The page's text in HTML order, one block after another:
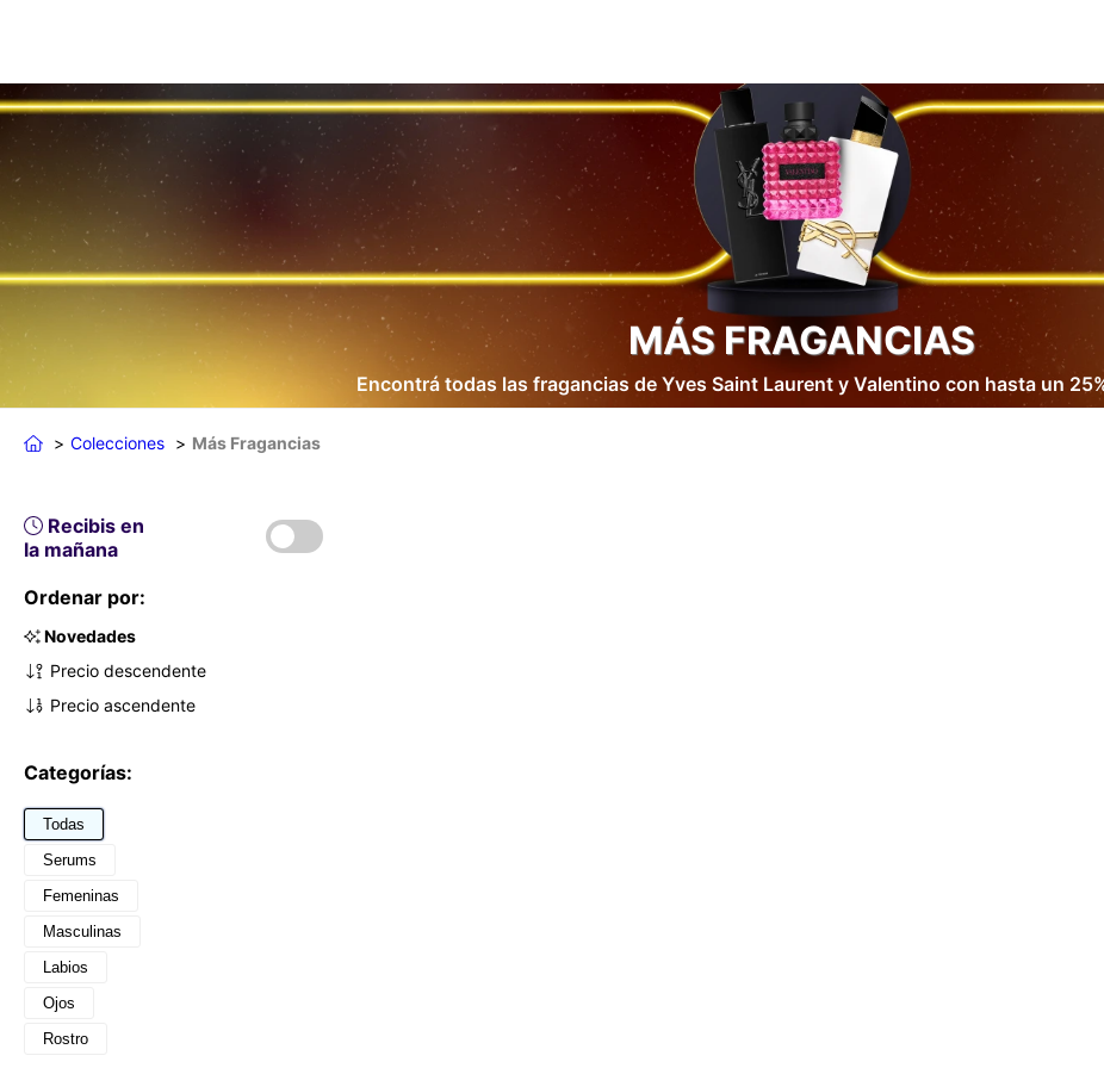
MÁS FRAGANCIAS
Encontrá todas las fragancias de Yves Saint Laurent y Valentino con hasta un
Colecciones Más Fragancias
Recibis en
la mañana
Ordenar por:
Novedades
Precio descendente
Precio ascendente
Categorías:
Todas
Serums
Femeninas
Masculinas
Labios
Ojos
Rostro